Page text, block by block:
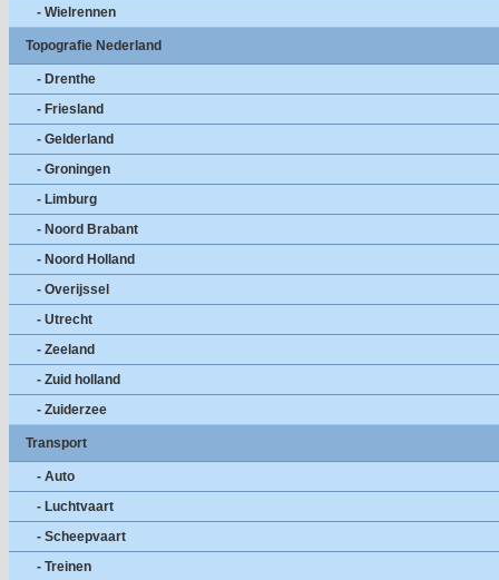
- Wielrennen
Topografie Nederland
- Drenthe
- Friesland
- Gelderland
- Groningen
- Limburg
- Noord Brabant
- Noord Holland
- Overijssel
- Utrecht
- Zeeland
- Zuid holland
- Zuiderzee
Transport
- Auto
- Luchtvaart
- Scheepvaart
- Treinen